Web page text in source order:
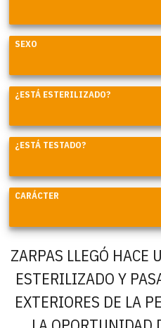
SEXO
¿ESTÁ ESTERILIZADO?
¿ESTÁ TESTADO?
CARÁCTER
ZARPAS LLEGÓ HACE
ESTERILIZADO Y
EXTERIORES DE LA